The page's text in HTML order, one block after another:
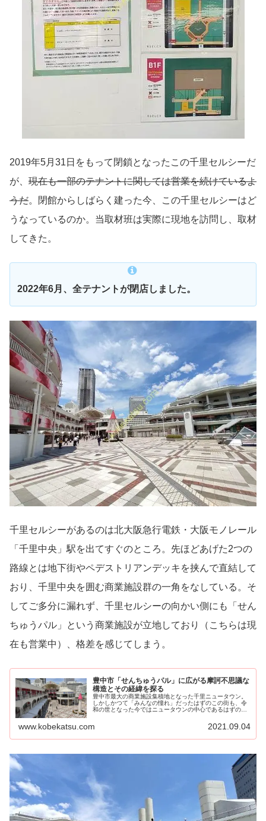
2019年5月31日をもって閉鎖となったこの千里セルシーだ
が、 現在も一部のテナントに関しては営業を続けているよ
うだ。閉館からしばらく建った今、この千里セルシーはど
うなっているのか。当取材班は実際に現地を訪問し、取材
してきた。
2022年6月、全テナントが閉店しました。
千里セルシーがあるのは北大阪急行電鉄・大阪モノレール
「千里中央」駅を出てすぐのところ。先ほどあげた2つの
路線とは地下街やペデストリアンデッキを挟んで直結して
おり、千里中央を囲む商業施設群の一角をなしている。そ
してご多分に漏れず、千里セルシーの向かい側にも「せん
ちゅうパル」という商業施設が立地しており（こちらは現
在も営業中）、格差を感じてしまう。
豊中市「せんちゅうパル」に広がる摩訶不思議な
構造とその経緯を探る
豊中市最大の商業施設集積地となった千里ニュータウン。
しかしかつて「みんなの憧れ」だったはずのこの街も、令
和の世となった今ではニュータウンの中心であるはずの千
www.kobekatsu.com 2021.09.04